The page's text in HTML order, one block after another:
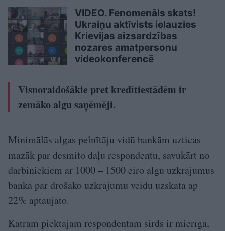
VIDEO. Fenomenāls skats!
Ukraiņu aktīvists ielauzies
Krievijas aizsardzības
nozares amatpersonu
videokonferencē
Visnoraidošākie pret kredītiestādēm ir
zemāko algu saņēmēji.
Minimālās algas pelnītāju vidū bankām uzticas
mazāk par desmito daļu respondentu, savukārt no
darbiniekiem ar 1000 – 1500 eiro algu uzkrājumus
bankā par drošāko uzkrājumu veidu uzskata ap
22% aptaujāto.
Katram piektajam respondentam sirds ir mierīga,